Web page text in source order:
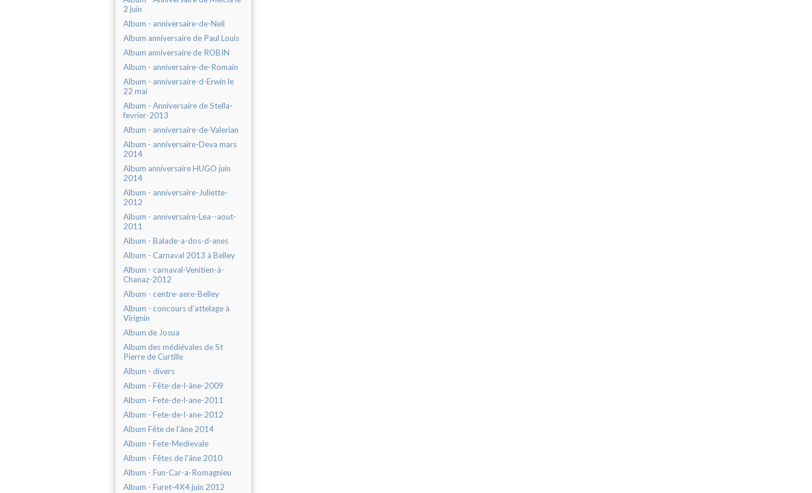
2 juin
Album - anniversaire-de-Neil
Album anniversaire de Paul Louis
Album anniversaire de ROBIN
Album - anniversaire-de-Romain
Album - anniversaire-d-Erwin le
22 mai
Album - Anniversaire de Stella-
fevrier-2013
Album - anniversaire-de-Valerian
Album - anniversaire-Deva mars
2014
Album anniversaire HUGO juin
2014
Album - anniversaire-Juliette-
2012
Album - anniversaire-Lea--aout-
2011
Album - Balade-a-dos-d-anes
Album - Carnaval 2013 à Belley
Album - carnaval-Venitien-à-
Chanaz-2012
Album - centre-aere-Belley
Album - concours d'attelage à
Virignin
Album de Josua
Album des médiévales de St
Pierre de Curtille
Album - divers
Album - Fête-de-l-âne-2009
Album - Fete-de-l-ane-2011
Album - Fete-de-l-ane-2012
Album Fête de l'âne 2014
Album - Fete-Medievale
Album - Fêtes de l'âne 2010
Album - Fun-Car-a-Romagnieu
Album - Furet-4X4 juin 2012